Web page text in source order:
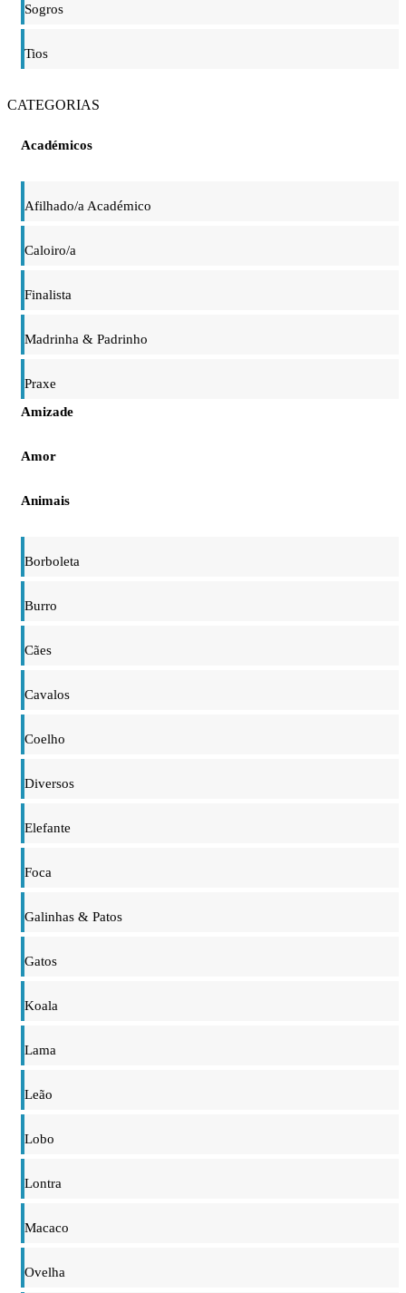
Sogros
Tios
CATEGORIAS
Académicos
Afilhado/a Académico
Caloiro/a
Finalista
Madrinha & Padrinho
Praxe
Amizade
Amor
Animais
Borboleta
Burro
Cães
Cavalos
Coelho
Diversos
Elefante
Foca
Galinhas & Patos
Gatos
Koala
Lama
Leão
Lobo
Lontra
Macaco
Ovelha